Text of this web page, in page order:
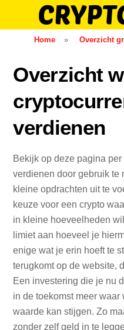
content
Home » Overzicht
Overzicht
verdienen
Bekijk op deze pagina
verdienen door gebruik te
kleine opdrachten uit te
keuze voor een crypto
in kleine hoeveelheden
limiet aan hoeveel je
enige wat je erin hoeft te
terugkomt op de website,
Een investering die je nu
in de toekomst meer
waarde kan stijgen. Zo
zonder zelf geld in te